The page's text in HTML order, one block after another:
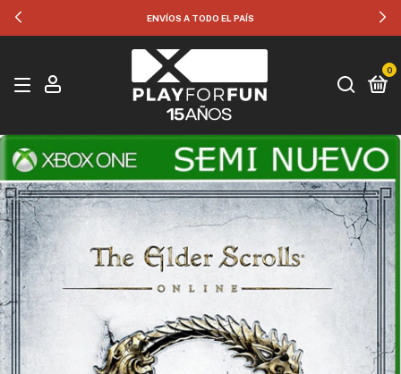
ENVÍOS A TODO EL PAÍS
0